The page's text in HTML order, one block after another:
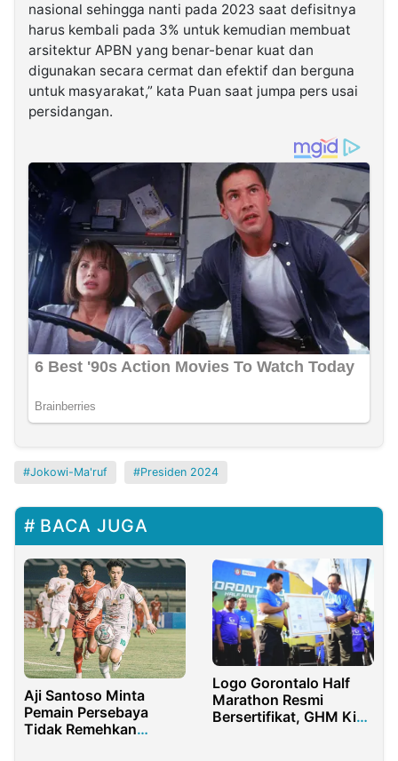
nasional sehingga nanti pada 2023 saat defisitnya
harus kembali pada 3% untuk kemudian membuat
arsitektur APBN yang benar-benar kuat dan
digunakan secara cermat dan efektif dan berguna
untuk masyarakat,” kata Puan saat jumpa pers usai
persidangan.
Jokowi-Ma'ruf Presiden 2024
BACA JUGA
Aji Santoso Minta
Pemain Persebaya
Tidak Remehkan
Logo Gorontalo Half
Marathon Resmi
Bersertifikat, GHM Kini